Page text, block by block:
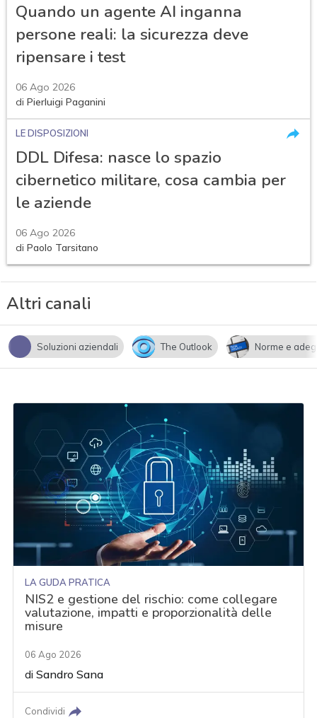
Quando un agente AI inganna
persone reali: la sicurezza deve
ripensare i test
06 Ago 2026
diPierluigi Paganini
LE DISPOSIZIONI
DDL Difesa: nasce lo spazio
cibernetico militare, cosa cambia per
le aziende
06 Ago 2026
diPaolo Tarsitano
Altri canali
Soluzioni aziendali The Outlook Norme e
LA GUDA PRATICA
NIS2 e gestione del rischio: come collegare
valutazione, impatti e proporzionalità delle
misure
06 Ago 2026
diSandro Sana
Condividi